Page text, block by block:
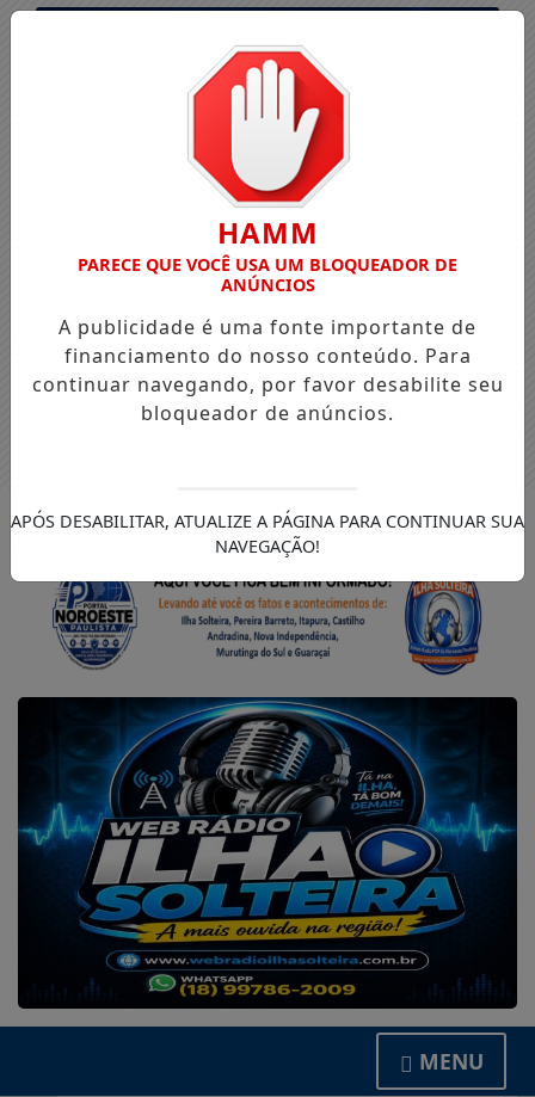
Entrar
MENU
HAMM
PARECE QUE VOCÊ USA UM BLOQUEADOR DE
ANÚNCIOS
A publicidade é uma fonte importante de
financiamento do nosso conteúdo. Para
continuar navegando, por favor desabilite seu
bloqueador de anúncios.
APÓS DESABILITAR, ATUALIZE A PÁGINA PARA CONTINUAR SUA
NAVEGAÇÃO!